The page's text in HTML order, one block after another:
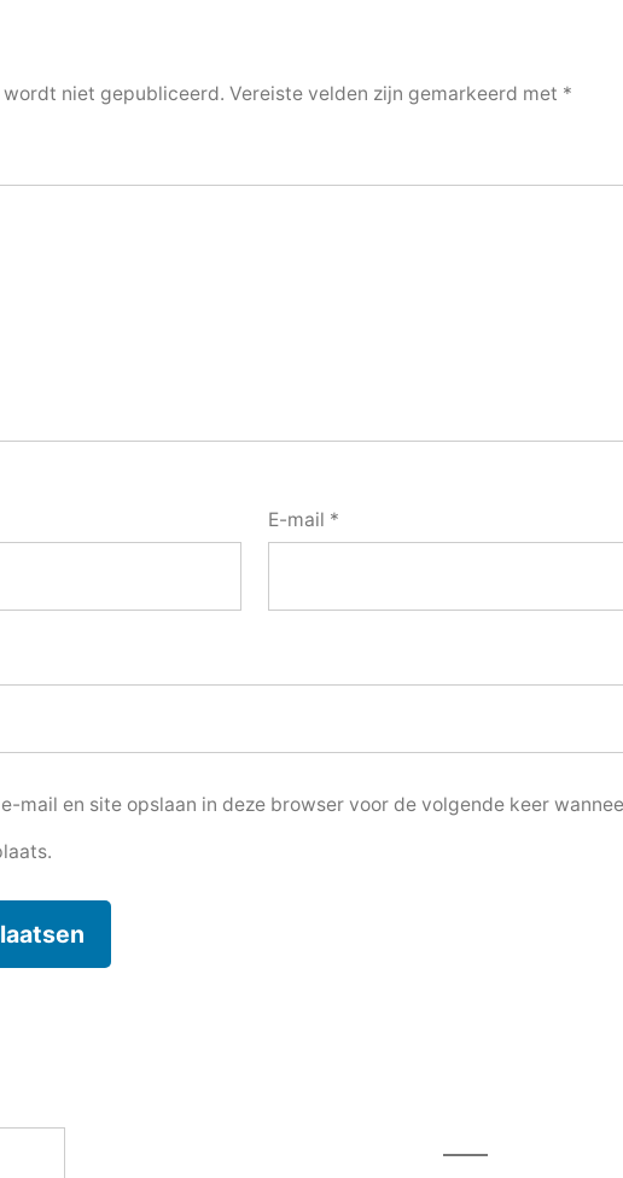
niet gepubliceerd. Vereiste velden zijn gemarkeerd met *
E-mail *
mail en site opslaan in deze browser voor de volgende keer